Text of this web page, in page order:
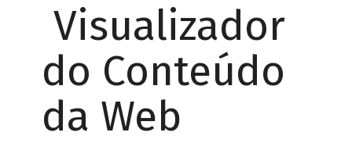
Visualizador
do Conteúdo
da Web